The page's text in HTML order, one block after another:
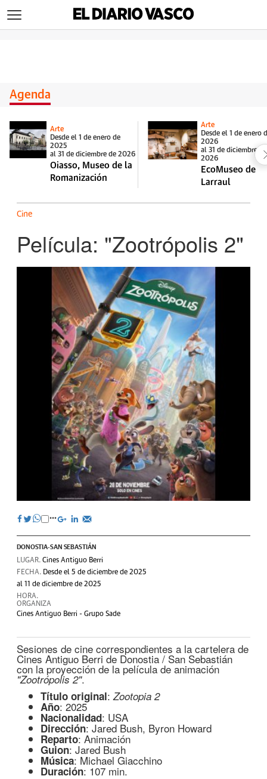
Agenda
Arte
Desde el 1 de enero de
2025
al 31 de diciembre de 2026
Oiasso, Museo de la
Romanización
Arte
Desde el 1 de enero
2026
al 31 de diciembre de
2026
EcoMuseo de
Larraul
Cine
Película: "Zootrópolis 2"
DONOSTIA-SAN SEBASTIÁN
LUGAR. Cines Antiguo Berri
FECHA. Desde el 5 de diciembre de 2025
al 11 de diciembre de 2025
HORA.
ORGANIZA
Cines Antiguo Berri - Grupo Sade
Sesiones de cine correspondientes a la cartelera de
Cines Antiguo Berri de Donostia / San Sebastián
con la proyección de la película de animación
"Zootrópolis 2".
Título original:Zootopia 2
Año: 2025
Nacionalidad: USA
Dirección: Jared Bush, Byron Howard
Reparto: Animación
Guion: Jared Bush
Música: Michael Giacchino
Duración: 107 min.